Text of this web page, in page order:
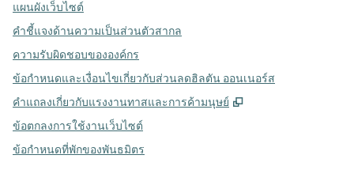
แผนผังเว็บไซต์
คำชี้แจงด้านความเป็นส่วนตัวสากล
ความรับผิดชอบขององค์กร
ข้อกำหนดและเงื่อนไขเกี่ยวกับส่วนลดฮิลตัน ออนเนอร์ส
คําแถลงเกี่ยวกับแรงงานทาสและการค้ามนุษย์
,
ข้อตกลงการใช้งานเว็บไซต์
ข้อกําหนดที่พักของพันธมิตร